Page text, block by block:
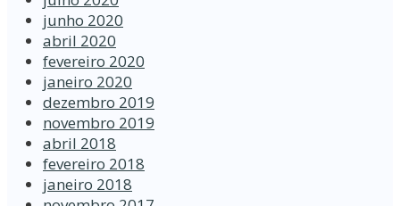
junho 2020
abril 2020
fevereiro 2020
janeiro 2020
dezembro 2019
novembro 2019
abril 2018
fevereiro 2018
janeiro 2018